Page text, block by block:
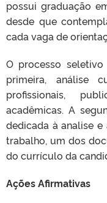
possui graduação
desde que
cada vaga de
O processo
primeira, análise
profissionais,
acadêmicas. A
dedicada à analise
trabalho, um dos
do currículo da
Ações Afirmativas